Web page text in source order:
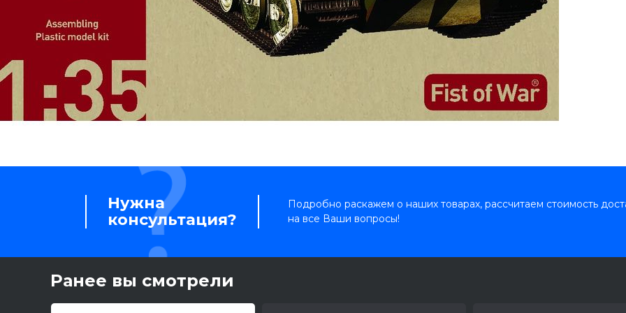
Нужна
консультация?
Подробно раскажем о наших товарах, рассчитаем стоимость
на все Ваши вопросы!
Ранее вы смотрели